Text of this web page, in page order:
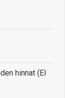
hinnat (EI